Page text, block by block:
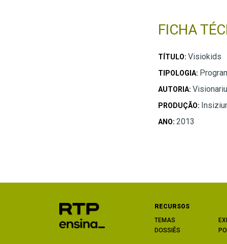
FICHA
TÍTULO: Visiokids
TIPOLOGIA:
AUTORIA:
PRODUÇÃO:
ANO: 2013
RECURSOS
TEMAS
DOSSIÊS